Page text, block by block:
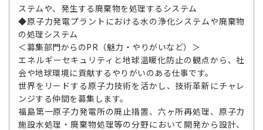
ステムや、発生する廃棄物を処理するシステム
◆原子力発電プラントにおける水の浄化システムや廃棄物
の処理システム
＜募集部門からのPR（魅力・やりがいなど）＞
エネルギーセキュリティと地球温暖化防止の観点から、社
会や地球環境に貢献するやりがいのある仕事です。
世界をリードする原子力技術を活かし、技術革新にチャレ
ンジする仲間を募集します。
福島第一原子力発電所の廃止措置、六ヶ所再処理、原子力
施設水処理・廃棄物処理等の分野において開発から設計、